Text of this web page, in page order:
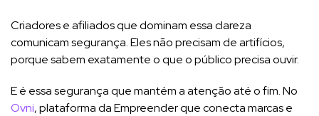
Criadores e afiliados que dominam essa clareza
comunicam segurança. Eles não precisam de artifícios,
porque sabem exatamente o que o público precisa ouvir.
E é essa segurança que mantém a atenção até o fim. No
Ovni, plataforma da Empreender que conecta marcas e